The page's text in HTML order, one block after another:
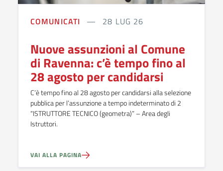
COMUNICATI 28 LUG 26
Nuove assunzioni al Comune
di Ravenna: c’è tempo fino al
28 agosto per candidarsi
C’è tempo fino al 28 agosto per candidarsi alla selezione
pubblica per l’assunzione a tempo indeterminato di 2
“ISTRUTTORE TECNICO (geometra)” – Area degli
Istruttori.
VAI ALLA PAGINA